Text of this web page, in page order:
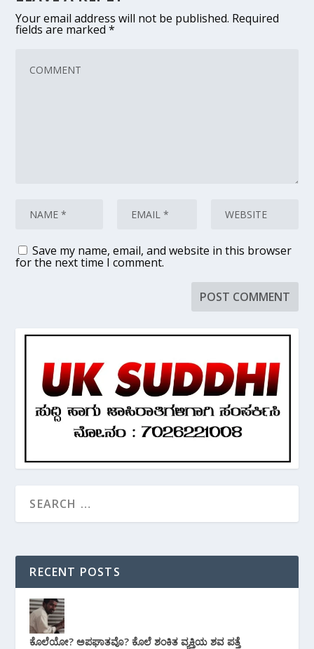
Your email address will not be published. Required
fields are marked*
Save my name, email, and website in this browser
for the next time I comment.
RECENT POSTS
ಕೊಲೆಯೋ? ಅಪಘಾತವೊ? ಕೊಲೆ ಶಂಕಿತ ವ್ಯಕ್ತಿಯ ಶವ ಪತ್ತೆ